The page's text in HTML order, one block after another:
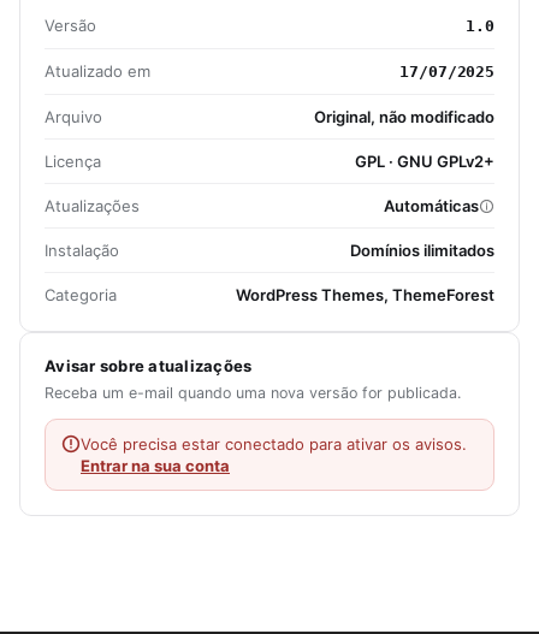
Versão 1.0
Atualizado em 17/07/2025
Arquivo Original, não modificado
Licença GPL · GNU GPLv2+
Atualizações Automáticas
Instalação Domínios ilimitados
Categoria WordPress Themes, ThemeForest
Avisar sobre atualizações
Receba um e-mail quando uma nova versão for publicada.
Você precisa estar conectado para ativar os avisos.
Entrar na sua conta